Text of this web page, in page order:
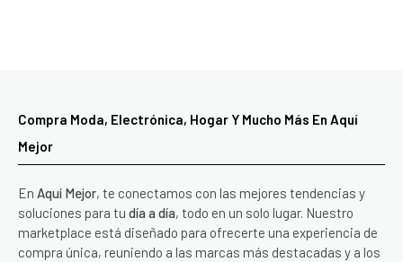
Compra Moda, Electrónica, Hogar Y Mucho Más En Aquí
Mejor
En Aquí Mejor, te conectamos con las mejores tendencias y
soluciones para tu día a día, todo en un solo lugar. Nuestro
marketplace está diseñado para ofrecerte una experiencia de
compra única, reuniendo a las marcas más destacadas y a los